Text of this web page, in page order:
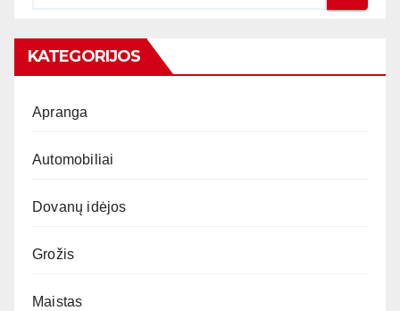
KATEGORIJOS
Apranga
Automobiliai
Dovanų idėjos
Grožis
Maistas